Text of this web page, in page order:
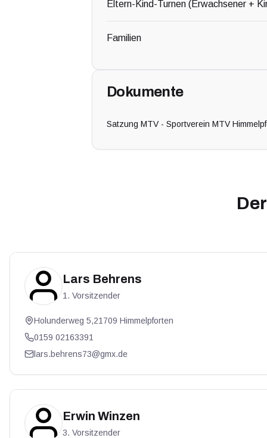
Eltern-Kind-Turnen (Erwachsener +
Familien
Dokumente
Satzung MTV - Sportverein MTV
View profile
Lars Behrens
1. Vorsitzender
Holunderweg 5,21709 Himmelpforten
0159 02163391
lars.behrens73@gmx.de
View profile
Erwin Winzen
3. Vorsitzender